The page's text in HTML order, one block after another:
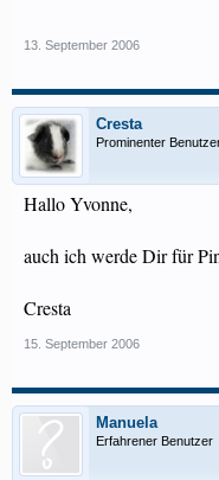
13. September 2006
Cresta
Prominenter
Hallo Yvonne,
auch ich werde Dir für
Cresta
15. September 2006
Manuela
Erfahrener Benutzer